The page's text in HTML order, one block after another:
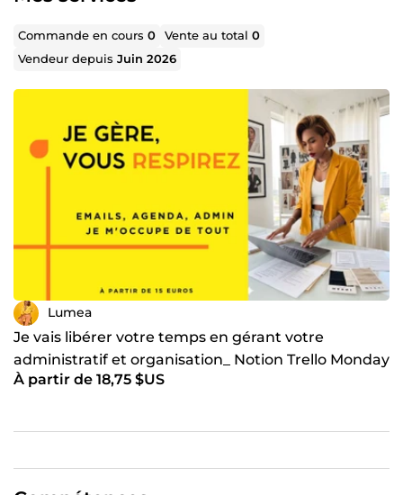
🌍 Langues : Français (courant), Anglais (intermédiaire),
événement culturel ou que vous ayez besoin d'un soutien
administratif fiable, je suis là pour vous accompagner !
📧 fleurisseratsirisoa@gmail.com 📱 +261 34 05 521 30 🔗
LinkedIn : www.linkedin.com/in/luméa-ratsirisoa-
N'hésitez pas à me contacter pour échanger sur vos
projets ! ✨
Commande en cours0 Vente au total0
Vendeur depuisJuin 2026
Lumea
Je vais libérer votre temps en gérant votre
administratif et organisation_ Notion Trello Monday
Canva
À partir de 18,75 $US